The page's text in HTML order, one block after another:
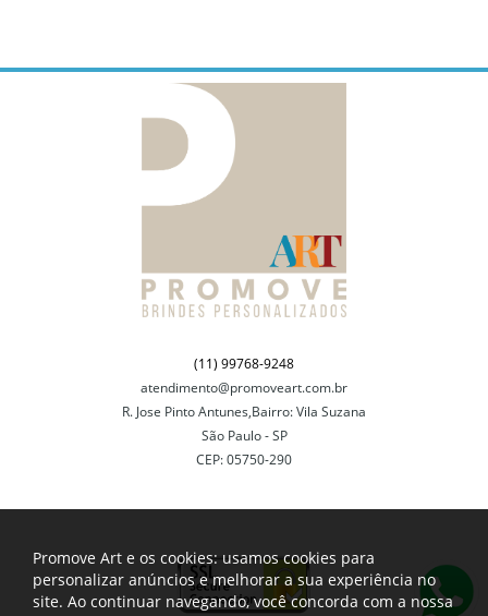
(11) 99768-9248
atendimento@promoveart.com.br
R. Jose Pinto Antunes,Bairro: Vila Suzana
São Paulo - SP
CEP: 05750-290
Promove Art e os cookies: usamos cookies para
personalizar anúncios e melhorar a sua experiência no
site. Ao continuar navegando, você concorda com a nossa